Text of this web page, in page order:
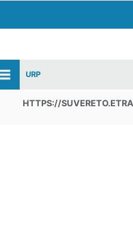
URP
HTTPS://